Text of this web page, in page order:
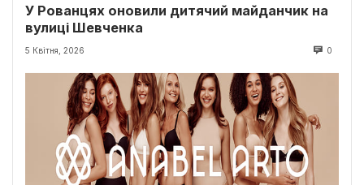
У Рованцях оновили дитячий майданчик на
вулиці Шевченка
5 Квітня, 2026 0